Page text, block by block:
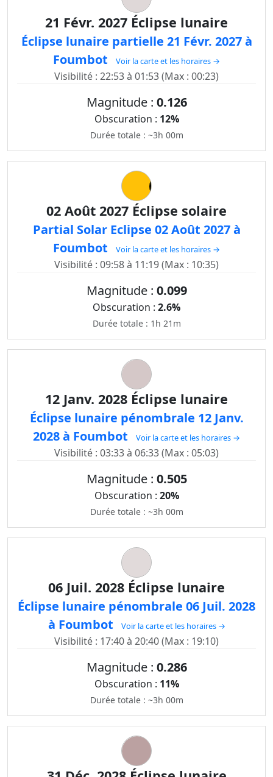
21 Févr. 2027 Éclipse lunaire
Éclipse lunaire partielle 21 Févr. 2027 à
Foumbot
Voir la carte et les horaires →
Visibilité : 22:53 à 01:53 (Max : 00:23)
Magnitude : 0.126
Obscuration : 12%
Durée totale : ~3h 00m
02 Août 2027 Éclipse solaire
Partial Solar Eclipse 02 Août 2027 à
Foumbot
Voir la carte et les horaires →
Visibilité : 09:58 à 11:19 (Max : 10:35)
Magnitude : 0.099
Obscuration : 2.6%
Durée totale : 1h 21m
12 Janv. 2028 Éclipse lunaire
Éclipse lunaire pénombrale 12 Janv.
2028 à Foumbot
Voir la carte et les horaires →
Visibilité : 03:33 à 06:33 (Max : 05:03)
Magnitude : 0.505
Obscuration : 20%
Durée totale : ~3h 00m
06 Juil. 2028 Éclipse lunaire
Éclipse lunaire pénombrale 06 Juil. 2028
à Foumbot
Voir la carte et les horaires →
Visibilité : 17:40 à 20:40 (Max : 19:10)
Magnitude : 0.286
Obscuration : 11%
Durée totale : ~3h 00m